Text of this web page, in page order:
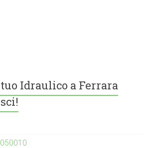
Idraulico a Ferrara